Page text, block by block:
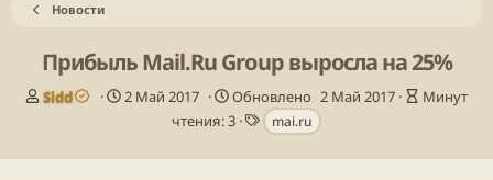
Новости
Прибыль Mail.Ru Group выросла на 25%
А
о
Sidd
Д
а
2 Май 2017 Обновлено 2 Май 2017
В
м
Минут
чтения: 3
Т
е
г
mai.ru